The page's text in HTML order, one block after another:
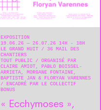
EXPOSITION
19.06.26 — 26.07.26 14H - 18H
LE GRAND HUIT
36 MAIL DES
CHANTIERS
TOUT PUBLIC
ORGANISÉ PAR
CLAIRE AMIOT, PABLO BOISSEL-
ARRIETA, MORGANE FONTAINE,
BAPTISTE JAN & FLORYAN VARENNES
ENCADRÉ PAR LE COLLECTIF
BONUS
« Ecchymoses »,